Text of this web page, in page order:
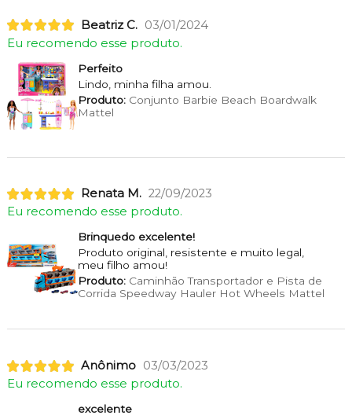
Beatriz C. 03/01/2024
Eu recomendo esse produto.
Perfeito
Lindo, minha filha amou.
Produto:Conjunto Barbie Beach Boardwalk
Mattel
Renata M. 22/09/2023
Eu recomendo esse produto.
Brinquedo excelente!
Produto original, resistente e muito legal,
meu filho amou!
Produto:Caminhão Transportador e Pista de
Corrida Speedway Hauler Hot Wheels Mattel
Anônimo 03/03/2023
Eu recomendo esse produto.
excelente